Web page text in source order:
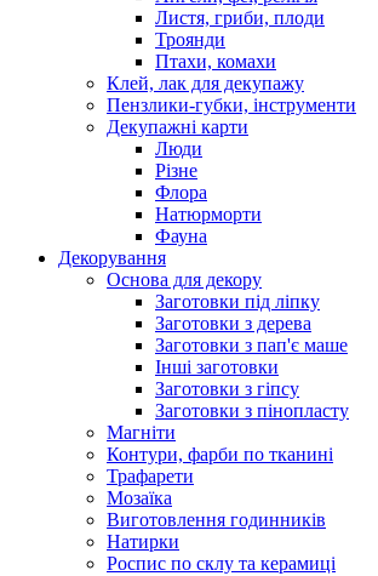
Листя, гриби, плоди
Троянди
Птахи, комахи
Клей, лак для декупажу
Пензлики-губки, інструменти
Декупажні карти
Люди
Різне
Флора
Натюрморти
Фауна
Декорування
Основа для декору
Заготовки під ліпку
Заготовки з дерева
Заготовки з пап'є маше
Інші заготовки
Заготовки з гіпсу
Заготовки з пінопласту
Магніти
Контури, фарби по тканині
Трафарети
Мозаїка
Виготовлення годинників
Натирки
Роспис по склу та керамиці